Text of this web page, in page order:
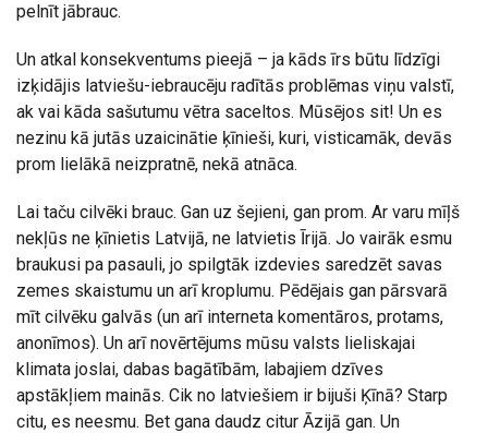
pelnīt jābrauc.
Un atkal konsekventums pieejā – ja kāds īrs būtu līdzīgi
izķidājis latviešu-iebraucēju radītās problēmas viņu valstī,
ak vai kāda sašutumu vētra saceltos. Mūsējos sit! Un es
nezinu kā jutās uzaicinātie ķīnieši, kuri, visticamāk, devās
prom lielākā neizpratnē, nekā atnāca.
Lai taču cilvēki brauc. Gan uz šejieni, gan prom. Ar varu mīļš
nekļūs ne ķīnietis Latvijā, ne latvietis Īrijā. Jo vairāk esmu
braukusi pa pasauli, jo spilgtāk izdevies saredzēt savas
zemes skaistumu un arī kroplumu. Pēdējais gan pārsvarā
mīt cilvēku galvās (un arī interneta komentāros, protams,
anonīmos). Un arī novērtējums mūsu valsts lieliskajai
klimata joslai, dabas bagātībām, labajiem dzīves
apstākļiem mainās. Cik no latviešiem ir bijuši Ķīnā? Starp
citu, es neesmu. Bet gana daudz citur Āzijā gan. Un